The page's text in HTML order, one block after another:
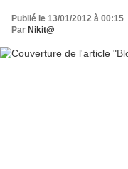
Publié le 13/01/2012 à 00:15
Par Nikit@